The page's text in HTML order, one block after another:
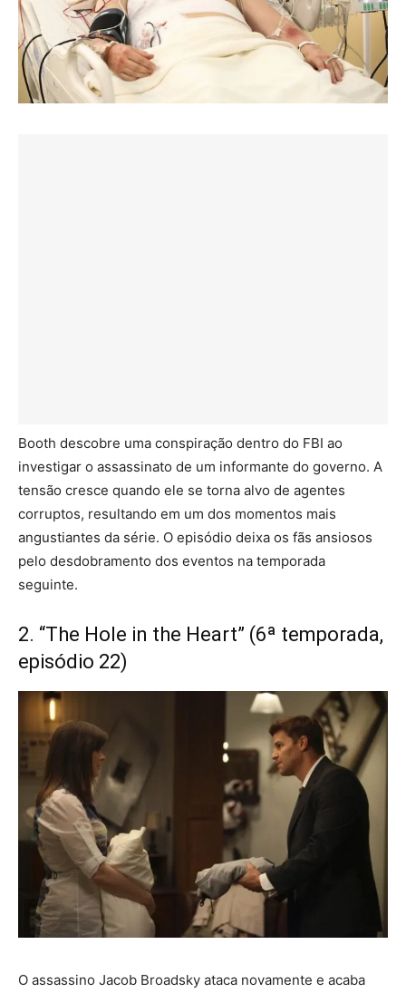
Booth descobre uma conspiração dentro do FBI ao
investigar o assassinato de um informante do governo. A
tensão cresce quando ele se torna alvo de agentes
corruptos, resultando em um dos momentos mais
angustiantes da série. O episódio deixa os fãs ansiosos
pelo desdobramento dos eventos na temporada
seguinte.
2. “The Hole in the Heart” (6ª temporada,
episódio 22)
O assassino Jacob Broadsky ataca novamente e acaba